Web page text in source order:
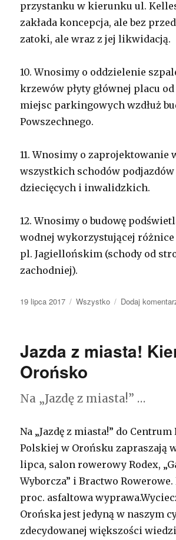
przystanku w kierunku ul.
zakłada koncepcja, ale bez
zatoki, ale wraz z jej likwidacją.
10. Wnosimy o oddzielenie
krzewów płyty głównej placu
miejsc parkingowych wzdłuż
Powszechnego.
11. Wnosimy o zaprojektowanie
wszystkich schodów
dziecięcych i inwalidzkich.
12. Wnosimy o budowę
wodnej wykorzystującej
pl. Jagiellońskim (schody od
zachodniej).
Opublikowano
19 lipca 2017 Kategorie
Wszystko Dodaj
Jazda z miasta!
Orońsko
Na „Jazdę z miasta!” …
Na „Jazdę z miasta!” do Centrum
Polskiej w Orońsku zapraszają
lipca, salon rowerowy Rodex,
Wyborcza” i Bractwo Rowerowe.
proc. asfaltowa
Orońska jest jedyną w naszym
zdecydowanej większości